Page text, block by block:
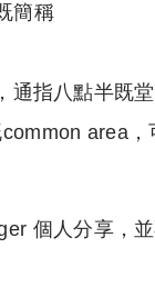
簡稱
通指八點半既堂
area，
個人分享，